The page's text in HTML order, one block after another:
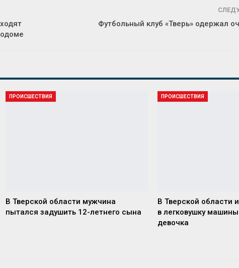
Футбольный клуб «Тверь» одержал
ПРОИСШЕСТВИЯ
В Тверской области мужчина
пытался задушить 12-летнего сына
ПРОИСШЕСТВИЯ
В Тверской области
в легковушку
девочка